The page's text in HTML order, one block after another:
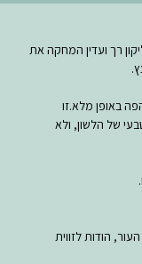
רך ועדין המחקה את
באופן מלא.זו
של הלשון, ולא
הודות לזווית